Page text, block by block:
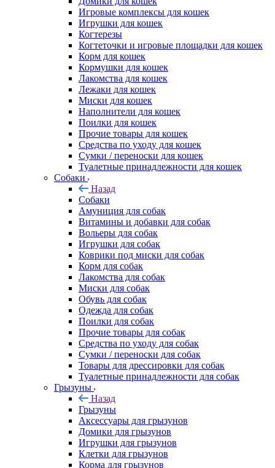
Игровые комплексы для кошек
Игрушки для кошек
Когтерезы
Когтеточки и игровые площадки для кошек
Корм для кошек
Кормушки для кошек
Лакомства для кошек
Лежаки для кошек
Миски для кошек
Наполнители для кошек
Поилки для кошек
Прочие товары для кошек
Средства по уходу для кошек
Сумки / переноски для кошек
Туалетные принадлежности для кошек
Собаки
Назад
Собаки
Амуниция для собак
Витамины и добавки для собак
Вольеры для собак
Игрушки для собак
Коврики под миски для собак
Корм для собак
Лакомства для собак
Миски для собак
Обувь для собак
Одежда для собак
Поилки для собак
Прочие товары для собак
Средства по уходу для собак
Сумки / переноски для собак
Товары для дрессировки для собак
Туалетные принадлежности для собак
Грызуны
Назад
Грызуны
Аксессуары для грызунов
Домики для грызунов
Игрушки для грызунов
Клетки для грызунов
Корма для грызунов